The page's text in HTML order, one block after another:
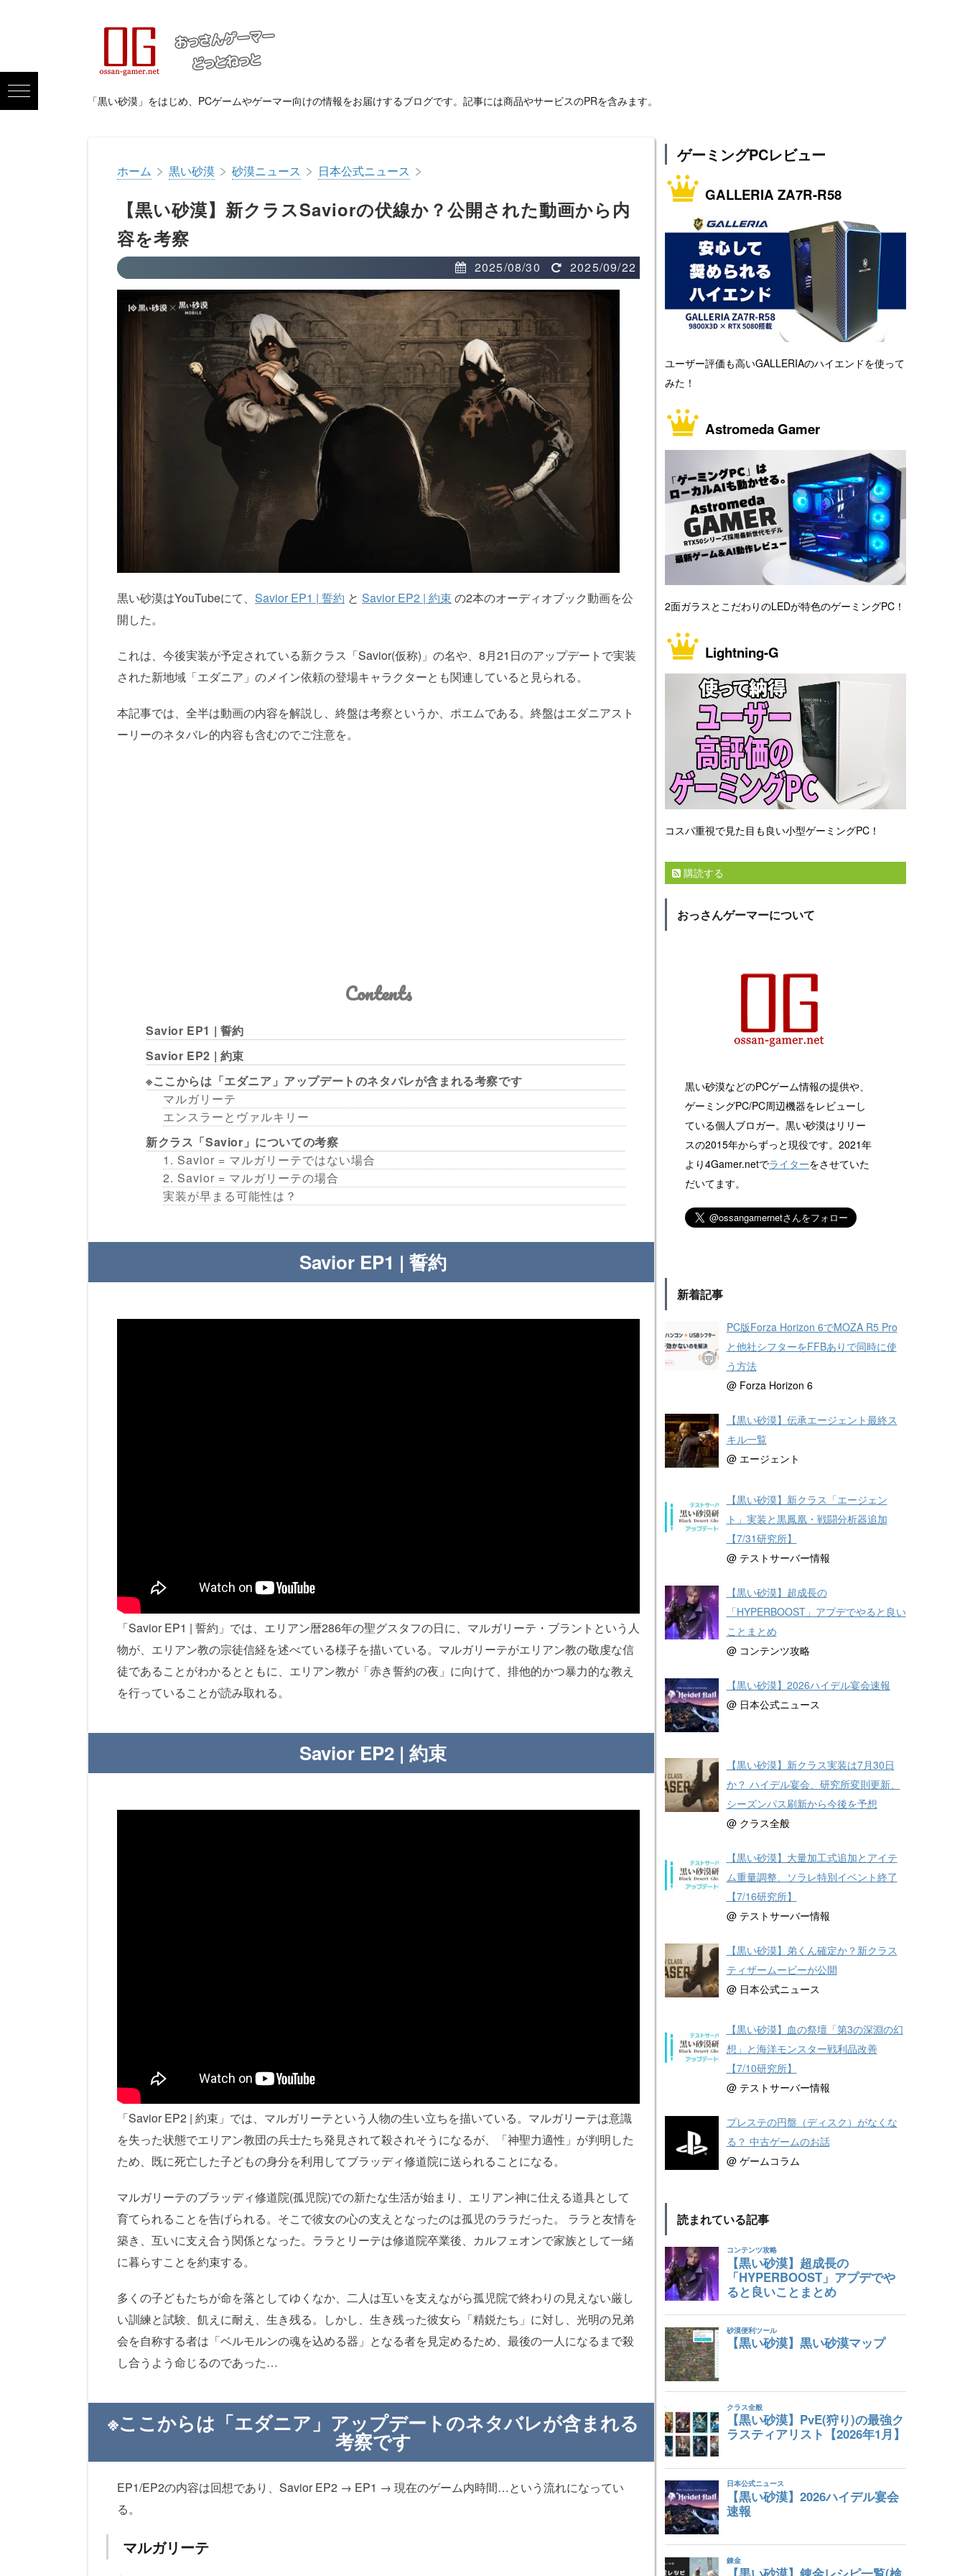
「黒い砂漠」をはじめ、PCゲームやゲーマー向けの情報をお届けするブログです。記事には商品やサービスのPRを含みます。
ホーム > 黒い砂漠 > 砂漠ニュース > 日本公式ニュース >
【黒い砂漠】新クラスSaviorの伏線か？公開された動画から内
容を考察
2025/08/30 2025/09/22
黒い砂漠はYouTubeにて、 Savior EP1 | 誓約 と Savior EP2 | 約束 の2本のオーディオブック動画を公
開した。
これは、今後実装が予定されている新クラス「Savior(仮称)」の名や、8月21日のアップデートで実装
された新地域「エダニア」のメイン依頼の登場キャラクターとも関連していると見られる。
本記事では、全半は動画の内容を解説し、終盤は考察というか、ポエムである。終盤はエダニアスト
ーリーのネタバレ的内容も含むのでご注意を。
Contents
Savior EP1 | 誓約
Savior EP2 | 約束
※ここからは「エダニア」アップデートのネタバレが含まれる考察です
マルガリーテ
エンスラーとヴァルキリー
新クラス「Savior」についての考察
1. Savior = マルガリーテではない場合
2. Savior = マルガリーテの場合
実装が早まる可能性は？
Savior EP1 | 誓約
「Savior EP1 | 誓約」では、エリアン暦286年の聖グスタフの日に、マルガリーテ・ブラントという人
物が、エリアン教の宗徒信経を述べている様子を描いている。マルガリーテがエリアン教の敬虔な信
徒であることがわかるとともに、エリアン教が「赤き誓約の夜」に向けて、排他的かつ暴力的な教え
を行っていることが読み取れる。
Savior EP2 | 約束
「Savior EP2 | 約束」では、マルガリーテという人物の生い立ちを描いている。マルガリーテは意識
を失った状態でエリアン教団の兵士たち発見されて殺されそうになるが、「神聖力適性」が判明した
ため、既に死亡した子どもの身分を利用してブラッディ修道院に送られることになる。
マルガリーテのブラッディ修道院(孤児院)での新たな生活が始まり、エリアン神に仕える道具として
育てられることを告げられる。そこで彼女の心の支えとなったのは孤児のララだった。 ララと友情を
築き、互いに支え合う関係となった。ララとリーテは修道院卒業後、カルフェオンで家族として一緒
に暮らすことを約束する。
多くの子どもたちが命を落としてゆくなか、二人は互いを支えながら孤児院で終わりの見えない厳し
い訓練と試験、飢えに耐え、生き残る。しかし、生き残った彼女ら「精鋭たち」に対し、光明の兄弟
会を自称する者は「ベルモルンの魂を込める器」となる者を見定めるため、最後の一人になるまで殺
し合うよう命じるのであった…
※ここからは「エダニア」アップデートのネタバレが含まれる
考察です
EP1/EP2の内容は回想であり、Savior EP2 → EP1 → 現在のゲーム内時間…という流れになってい
る。
マルガリーテ
ゲーミングPCレビュー
GALLERIA ZA7R-R58
ユーザー評価も高いGALLERIAのハイエンドを使って
みた！
Astromeda Gamer
2面ガラスとこだわりのLEDが特色のゲーミングPC！
Lightning-G
コスパ重視で見た目も良い小型ゲーミングPC！
購読する
おっさんゲーマーについて
黒い砂漠などのPCゲーム情報の提供や、
ゲーミングPC/PC周辺機器をレビューし
ている個人ブロガー。黒い砂漠はリリー
スの2015年からずっと現役です。2021年
より4Gamer.netでライターをさせていた
だいてます。
新着記事
PC版Forza Horizon 6でMOZA R5 Pro
と他社シフターをFFBありで同時に使
う方法
@ Forza Horizon 6
【黒い砂漠】伝承エージェント最終ス
キル一覧
@ エージェント
【黒い砂漠】新クラス「エージェン
ト」実装と黒鳳凰・戦闘分析器追加
【7/31研究所】
@ テストサーバー情報
【黒い砂漠】超成長の
「HYPERBOOST」アプデでやると良い
ことまとめ
@ コンテンツ攻略
【黒い砂漠】2026ハイデル宴会速報
@ 日本公式ニュース
【黒い砂漠】新クラス実装は7月30日
か？ ハイデル宴会、研究所変則更新、
シーズンパス刷新から今後を予想
@ クラス全般
【黒い砂漠】大量加工式追加とアイテ
ム重量調整、ソラレ特別イベント終了
【7/16研究所】
@ テストサーバー情報
【黒い砂漠】弟くん確定か？新クラス
ティザームービーが公開
@ 日本公式ニュース
【黒い砂漠】血の祭壇「第3の深淵の幻
想」と海洋モンスター戦利品改善
【7/10研究所】
@ テストサーバー情報
プレステの円盤（ディスク）がなくな
る？ 中古ゲームのお話
@ ゲームコラム
読まれている記事